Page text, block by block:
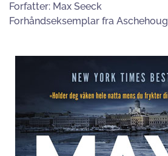
Forfatter: Max Seeck
Forhåndseksemplar fra Aschehoug